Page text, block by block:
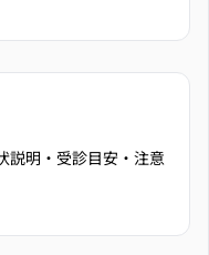
説明・受診目安・注意